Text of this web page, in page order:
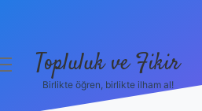
Topluluk ve Fikir
Birlikte öğren, birlikte ilham al!